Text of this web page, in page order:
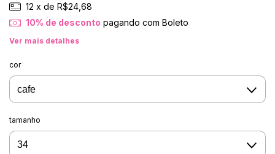
12 x de R$24,68
10% de desconto pagando com Boleto
Ver mais detalhes
cor
tamanho